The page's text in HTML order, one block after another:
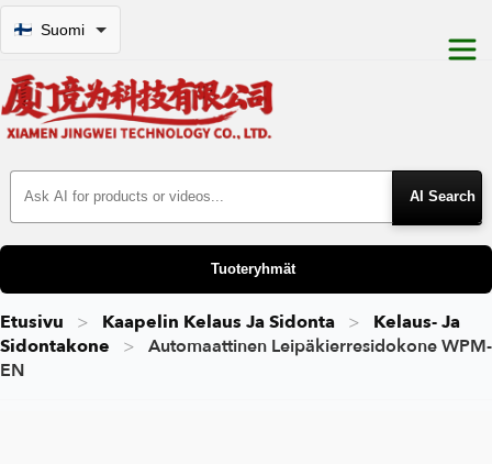
Suomi
Search Products
Tuoteryhmät
Etusivu Kaapelin Kelaus Ja Sidonta
Kelaus- Ja
Sidontakone
Automaattinen Leipäkierresidokone WPM-
EN